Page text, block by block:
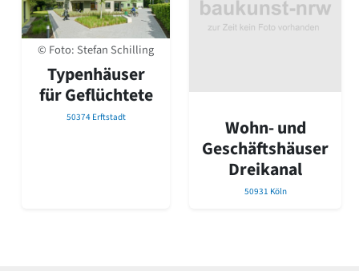
1950er-70er Jahre
Moderne
Reformarchitektur
Historismus
Klassizismus
Barock
© Foto: Stefan Schilling
Typenhäuser
für Geflüchtete
50374 Erftstadt
Wohn- und
Geschäftshäuser
Dreikanal
50931 Köln